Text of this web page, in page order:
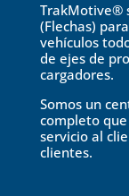
TrakMotive®
(Flechas)
vehículos
de ejes de
cargadores.
Somos un
completo
servicio al
clientes.